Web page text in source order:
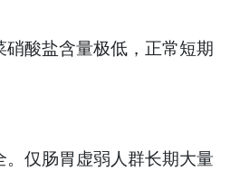
酸盐含量极低，正常短期
仅肠胃虚弱人群长期大量